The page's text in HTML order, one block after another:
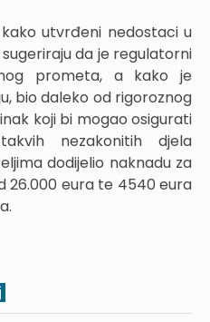
utvrđeni nedostaci u
da je regulatorni
prometa, a kako je
bio daleko od rigoroznog
koji bi mogao osigurati
nezakonitih djela
dodijelio naknadu za
26.000 eura te 4540 eura